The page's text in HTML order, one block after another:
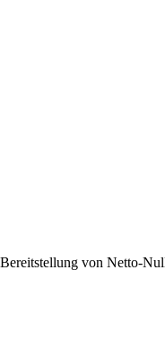
von Netto-